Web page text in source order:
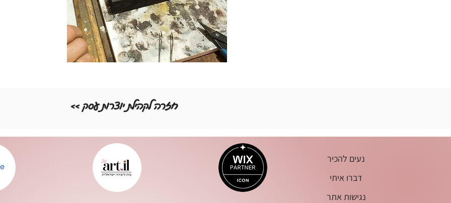
<< חזרה לקהילת יוצרות עסק
נעים להכיר
דברו איתי
נגישות אתר